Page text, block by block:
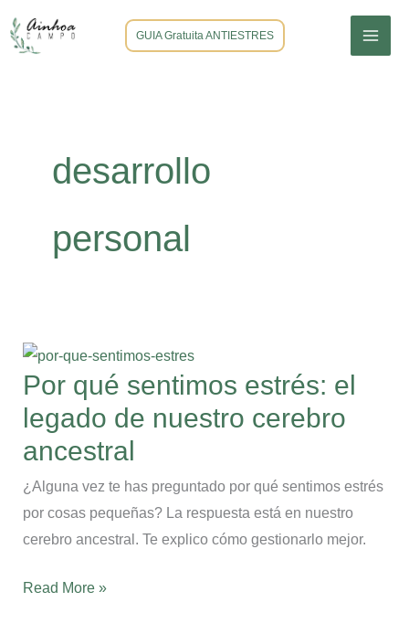
al
GUIA Gratuita ANTIESTRES
desarrollo
personal
Por qué sentimos estrés: el
legado de nuestro cerebro
ancestral
¿Alguna vez te has preguntado por qué sentimos estrés
por cosas pequeñas? La respuesta está en nuestro
cerebro ancestral. Te explico cómo gestionarlo mejor.
qué
sentimos
estrés:
legado
de
nuestro
cerebro
Read More »